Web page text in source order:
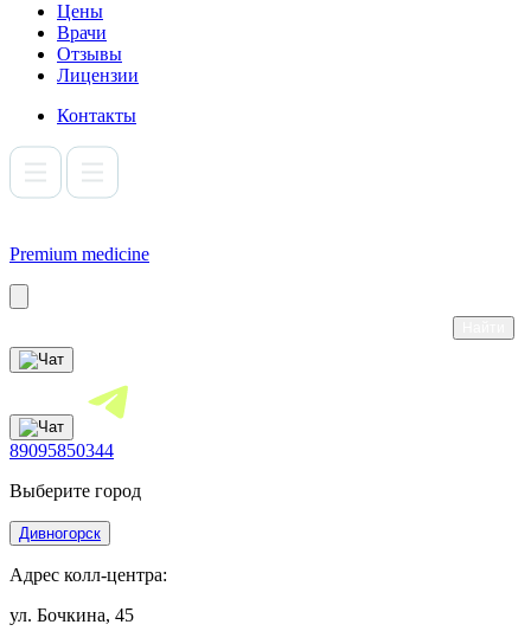
Цены
Врачи
Отзывы
Лицензии
Контакты
Premium medicine
89095850344
Выберите город
Дивногорск
Адрес колл-центра:
ул. Бочкина, 45